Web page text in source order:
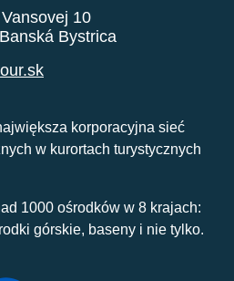
10
Bystrica
korporacyjna sieć
w kurortach turystycznych
1000 ośrodków w 8 krajach:
górskie, baseny i nie tylko.